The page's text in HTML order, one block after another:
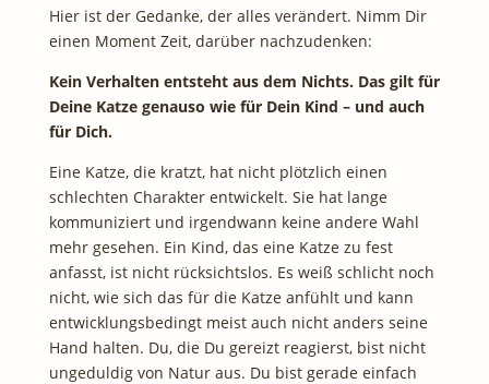
Hier ist der Gedanke, der alles verändert. Nimm Dir
einen Moment Zeit, darüber nachzudenken:
Kein Verhalten entsteht aus dem Nichts. Das gilt für
Deine Katze genauso wie für Dein Kind – und auch
für Dich.
Eine Katze, die kratzt, hat nicht plötzlich einen
schlechten Charakter entwickelt. Sie hat lange
kommuniziert und irgendwann keine andere Wahl
mehr gesehen. Ein Kind, das eine Katze zu fest
anfasst, ist nicht rücksichtslos. Es weiß schlicht noch
nicht, wie sich das für die Katze anfühlt und kann
entwicklungsbedingt meist auch nicht anders seine
Hand halten. Du, die Du gereizt reagierst, bist nicht
ungeduldig von Natur aus. Du bist gerade einfach